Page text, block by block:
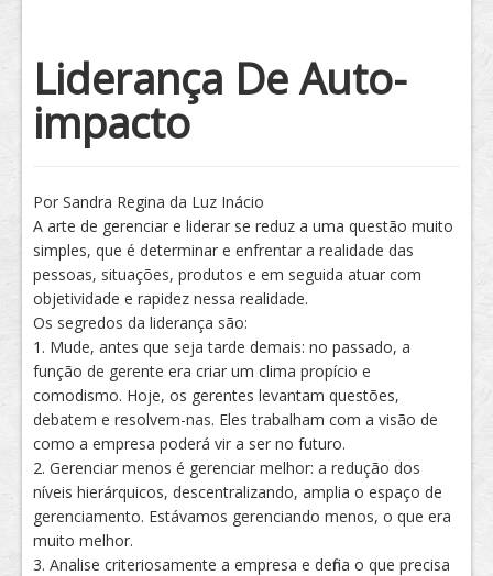
Tratamento
Liderança De Auto-
impacto
Por Sandra Regina da Luz Inácio
A arte de gerenciar e liderar se reduz a uma questão muito
simples, que é determinar e enfrentar a realidade das
pessoas, situações, produtos e em seguida atuar com
objetividade e rapidez nessa realidade.
Os segredos da liderança são:
1. Mude, antes que seja tarde demais: no passado, a
função de gerente era criar um clima propício e
comodismo. Hoje, os gerentes levantam questões,
debatem e resolvem-nas. Eles trabalham com a visão de
como a empresa poderá vir a ser no futuro.
2. Gerenciar menos é gerenciar melhor: a redução dos
níveis hierárquicos, descentralizando, amplia o espaço de
gerenciamento. Estávamos gerenciando menos, o que era
muito melhor.
3. Analise criteriosamente a empresa e defina o que precisa